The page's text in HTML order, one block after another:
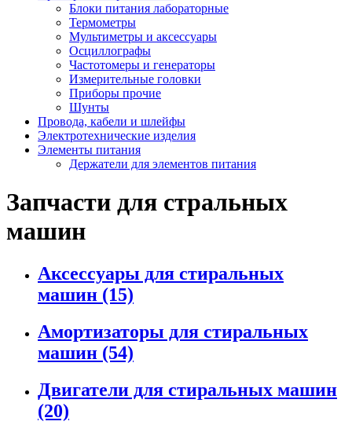
Блоки питания лабораторные
Термометры
Мультиметры и аксессуары
Осциллографы
Частотомеры и генераторы
Измерительные головки
Приборы прочие
Шунты
Провода, кабели и шлейфы
Электротехнические изделия
Элементы питания
Держатели для элементов питания
Запчасти для стральных
машин
Аксессуары для стиральных
машин (15)
Амортизаторы для стиральных
машин (54)
Двигатели для стиральных машин
(20)